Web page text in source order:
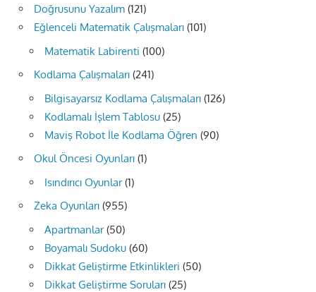
Doğrusunu Yazalım (121)
Eğlenceli Matematik Çalışmaları (101)
Matematik Labirenti (100)
Kodlama Çalışmaları (241)
Bilgisayarsız Kodlama Çalışmaları (126)
Kodlamalı İşlem Tablosu (25)
Maviş Robot İle Kodlama Öğren (90)
Okul Öncesi Oyunları (1)
Isındırıcı Oyunlar(1)
Zeka Oyunları (955)
Apartmanlar(50)
Boyamalı Sudoku (60)
Dikkat Geliştirme Etkinlikleri (50)
Dikkat Geliştirme Soruları (25)